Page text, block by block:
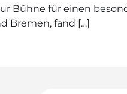
Bühne für einen
Bremen, fand […]